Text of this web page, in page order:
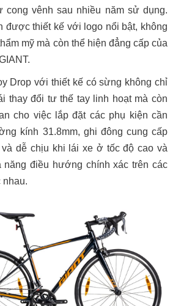
cong vênh sau nhiều năm sử dụng.
được thiết kế với logo nổi bật, không
mỹ mà còn thể hiện đẳng cấp của
Drop với thiết kế có sừng không chỉ
thay đổi tư thế tay linh hoạt mà còn
cho việc lắp đặt các phụ kiện cần
kính 31.8mm, ghi đông cung cấp
dễ chịu khi lái xe ở tốc độ cao và
năng điều hướng chính xác trên các
nhau.